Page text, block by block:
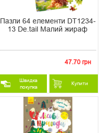
Пазли 64 елементи DT1234-
13 De.tail Малий жираф
47.70 грн
Швидка
покупка
Купити